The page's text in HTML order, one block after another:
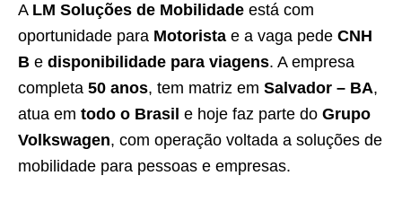
A LM Soluções de Mobilidade está com
oportunidade para Motorista e a vaga pede CNH
B e disponibilidade para viagens. A empresa
completa 50 anos, tem matriz em Salvador – BA,
atua em todo o Brasil e hoje faz parte do Grupo
Volkswagen, com operação voltada a soluções de
mobilidade para pessoas e empresas.